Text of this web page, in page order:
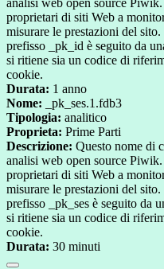
analisi web open source
proprietari di siti Web a
misurare le prestazioni del
prefisso _pk_id è seguito da
si ritiene sia un codice di
cookie.
Durata: 1 anno
Nome: _pk_ses.1.fdb3
Tipologia: analitico
Proprieta: Prime Parti
Descrizione: Questo nome di
analisi web open source
proprietari di siti Web a
misurare le prestazioni del
prefisso _pk_ses è seguito da
si ritiene sia un codice di
cookie.
Durata: 30 minuti